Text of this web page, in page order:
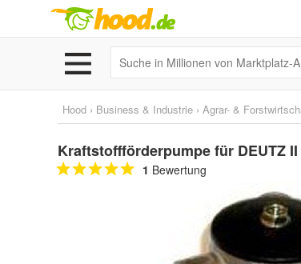
Hood › Business & Industrie › Agrar- &
Kraftstoffförderpumpe für DEUTZ II
1 Bewertung